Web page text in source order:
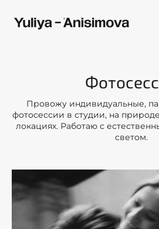
Провожу индивидуальные,
фотосессии в студии, на
локациях. Работаю с
светом.